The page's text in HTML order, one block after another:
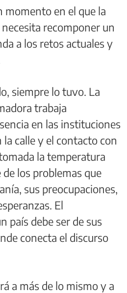
momento en el que la
recomponer un
a los retos actuales y
siempre lo tuvo. La
trabaja
en las instituciones
la calle y el contacto con
la temperatura
los problemas que
sus preocupaciones,
El
país debe ser de sus
conecta el discurso
a más de lo mismo y a